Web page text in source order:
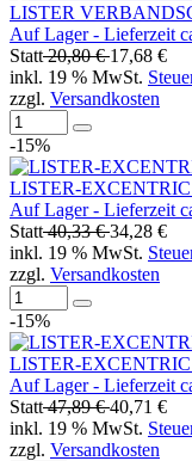
LISTER
Auf Lager - Lieferzeit
Statt20,80 €17,68 €
inkl. 19 % MwSt.
zzgl. Versandkosten
-15%
LISTER-
Auf Lager - Lieferzeit
Statt40,33 €34,28 €
inkl. 19 % MwSt.
zzgl. Versandkosten
-15%
LISTER-
Auf Lager - Lieferzeit
Statt47,89 €40,71 €
inkl. 19 % MwSt.
zzgl. Versandkosten